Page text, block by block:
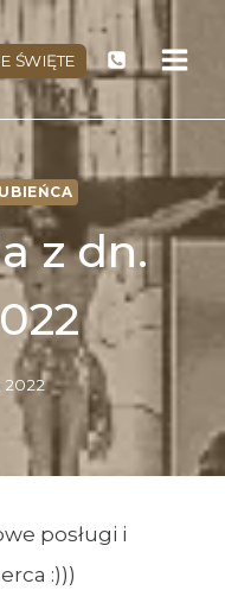
ŚWIĘTE
z dn.
2022
posługi i
:)))